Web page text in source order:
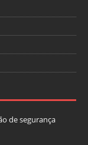
de segurança